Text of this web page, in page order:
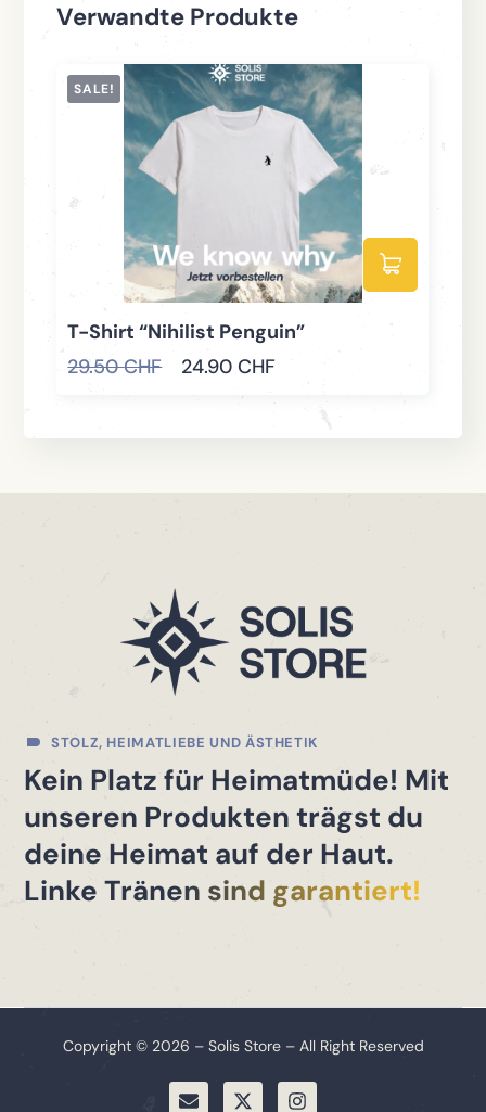
Verwandte Produkte
SALE!
T-Shirt “Nihilist Penguin”
29.50CHF 24.90CHF
STOLZ, HEIMATLIEBE UND ÄSTHETIK
Kein Platz für Heimatmüde! Mit
unseren Produkten trägst du
deine Heimat auf der Haut.
Linke Tränen sind garantiert!
Copyright © 2026 – Solis Store – All Right Reserved